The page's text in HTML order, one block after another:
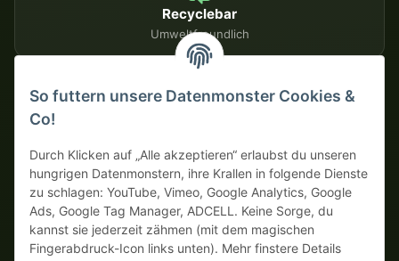
Recyclebar
Umweltfreundlich
SICHERE ZAHLUNGSMETHODEN
So futtern unsere Datenmonster Cookies &
Co!
Durch Klicken auf „Alle akzeptieren“ erlaubst du unseren
hungrigen Datenmonstern, ihre Krallen in folgende Dienste
zu schlagen: YouTube, Vimeo, Google Analytics, Google
Ads, Google Tag Manager, ADCELL. Keine Sorge, du
kannst sie jederzeit zähmen (mit dem magischen
Fingerabdruck-Icon links unten). Mehr finstere Details
Dein WhatsApp-Tor zur
Monster Service Team
von tapemonster.de